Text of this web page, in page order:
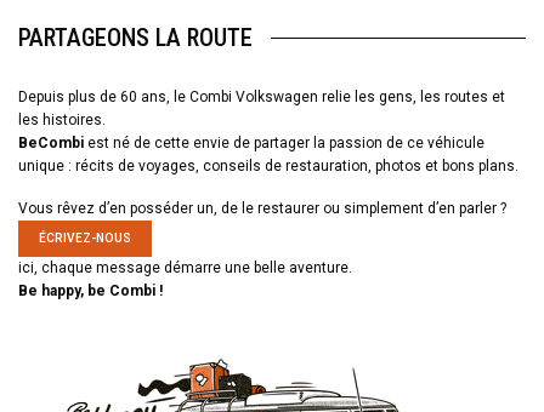
PARTAGEONS LA ROUTE
Depuis plus de 60 ans, le Combi Volkswagen relie les gens, les routes et
les histoires.
BeCombi est né de cette envie de partager la passion de ce véhicule
unique : récits de voyages, conseils de restauration, photos et bons plans.
Vous rêvez d’en posséder un, de le restaurer ou simplement d’en parler ?
ÉCRIVEZ-NOUS
ici, chaque message démarre une belle aventure.
Be happy, be Combi !